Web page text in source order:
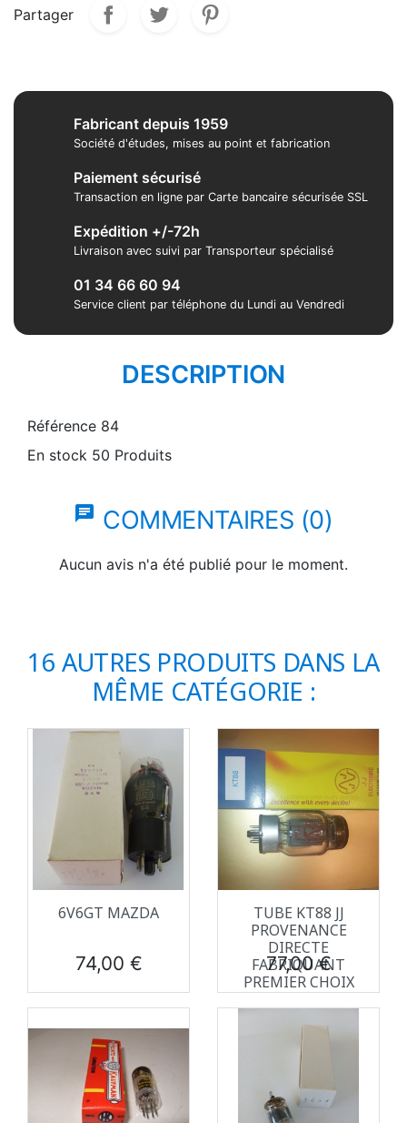
Partager
Fabricant depuis 1959
Société d'études, mises au point et fabrication
Paiement sécurisé
Transaction en ligne par Carte bancaire sécurisée SSL
Expédition +/-72h
Livraison avec suivi par Transporteur spécialisé
01 34 66 60 94
Service client par téléphone du Lundi au Vendredi
DESCRIPTION
Référence 84
En stock 50 Produits
chat COMMENTAIRES (0)
Aucun avis n'a été publié pour le moment.
16 AUTRES PRODUITS DANS LA
MÊME CATÉGORIE :
6V6GT MAZDA
Prix
74,00 €
TUBE KT88 JJ
PROVENANCE
DIRECTE
FABRIQUANT
PREMIER CHOIX
Prix
77,00 €